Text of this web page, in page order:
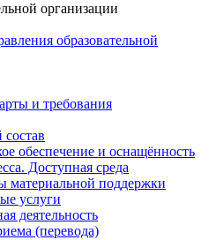
организации
образовательной
и требования
обеспечение и оснащённость
Доступная среда
поддержки
услуги
деятельность
(перевода)